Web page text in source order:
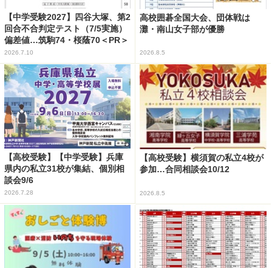
【中学受験2027】四谷大塚、第2
回合不合判定テスト（7/5実施）
偏差値…筑駒74・桜蔭70＜PR＞
2026.7.10
高校囲碁全国大会、団体戦は
灘・南山女子部が優勝
2026.8.5
【高校受験】【中学受験】兵庫
県内の私立31校が集結、個別相
談会9/6
2026.7.28
【高校受験】横須賀の私立4校が
参加…合同相談会10/12
2026.8.5